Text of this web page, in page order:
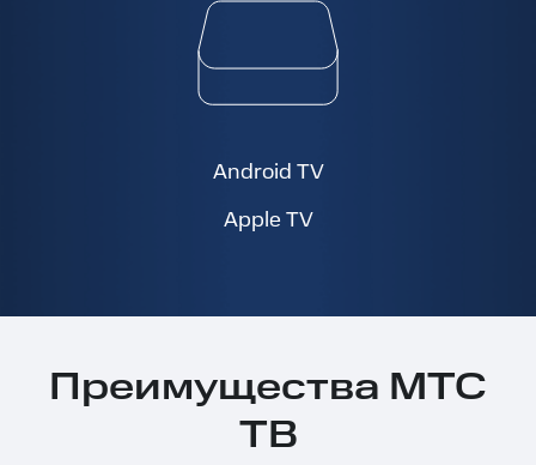
Android TV
Apple TV
Преимущества МТС
ТВ